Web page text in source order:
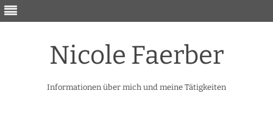
Nicole Faerber
Informationen über mich und meine Tätigkeiten